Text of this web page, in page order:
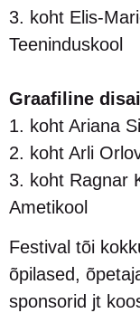
3. koht Elis-
Teeninduskool
Graafiline
1. koht Ariana
2. koht Arli
3. koht Ragnar
Ametikool
Festival tõi
õpilased,
sponsorid jt